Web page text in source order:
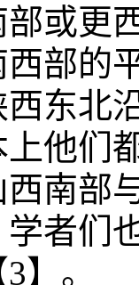
或更
部的
东北
他们
南部
者们
】。